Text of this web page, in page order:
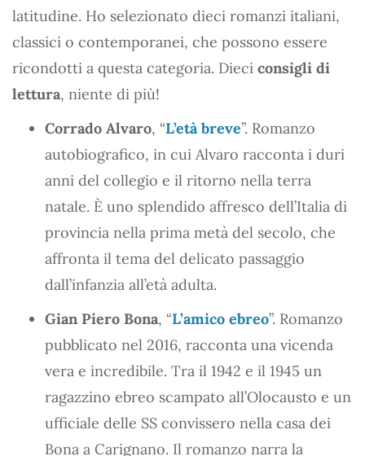
latitudine. Ho selezionato dieci romanzi italiani,
classici o contemporanei, che possono essere
ricondotti a questa categoria. Dieci consigli di
lettura, niente di più!
Corrado Alvaro, “L’età breve”. Romanzo
autobiografico, in cui Alvaro racconta i duri
anni del collegio e il ritorno nella terra
natale. È uno splendido affresco dell’Italia di
provincia nella prima metà del secolo, che
affronta il tema del delicato passaggio
dall’infanzia all’età adulta.
Gian Piero Bona, “L’amico ebreo”. Romanzo
pubblicato nel 2016, racconta una vicenda
vera e incredibile. Tra il 1942 e il 1945 un
ragazzino ebreo scampato all’Olocausto e un
ufficiale delle SS convissero nella casa dei
Bona a Carignano. Il romanzo narra la